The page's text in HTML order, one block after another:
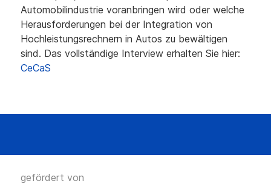
Automobilindustrie voranbringen wird oder welche
Herausforderungen bei der Integration von
Hochleistungsrechnern in Autos zu bewältigen
sind. Das vollständige Interview erhalten Sie hier:
CeCaS
gefördert von